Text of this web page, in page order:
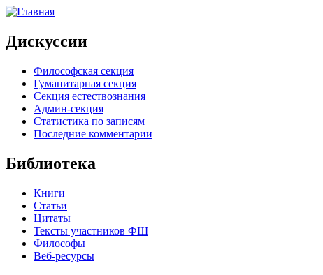
Дискуссии
Философская секция
Гуманитарная секция
Секция естествознания
Админ-секция
Статистика по записям
Последние комментарии
Библиотека
Книги
Статьи
Цитаты
Тексты участников ФШ
Философы
Веб-ресурсы